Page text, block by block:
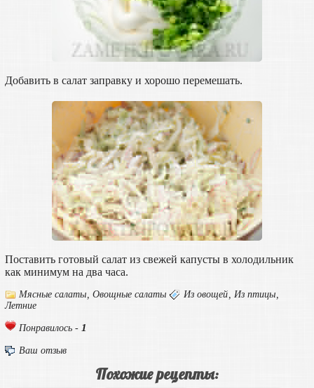
Добавить в салат заправку и хорошо перемешать.
Поставить готовый салат из свежей капусты в холодильник
как минимум на два часа.
Мясные салаты Овощные салаты Из овощей Из птицы
Летние
Понравилось -1
Ваш отзыв
Похожие рецепты: